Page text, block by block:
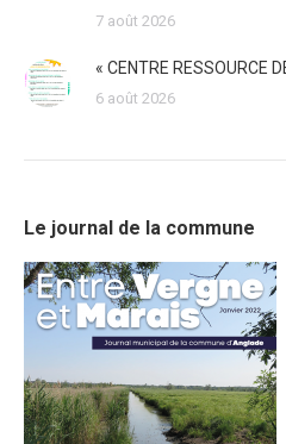
7 août 2026
« CENTRE RESSOURCE
6 août 2026
Le journal de la commune